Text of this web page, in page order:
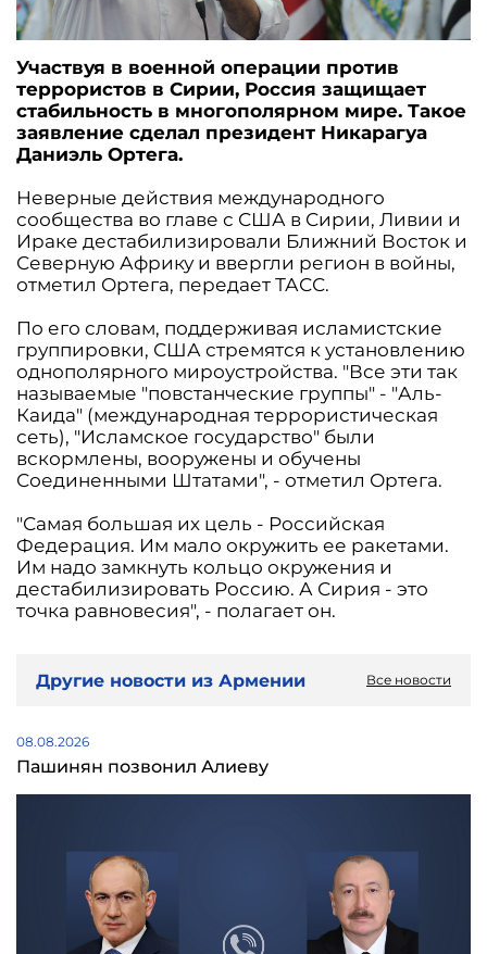
Участвуя в военной операции против
террористов в Сирии, Россия защищает
стабильность в многополярном мире. Такое
заявление сделал президент Никарагуа
Даниэль Ортега.
Неверные действия международного
сообщества во главе с США в Сирии, Ливии и
Ираке дестабилизировали Ближний Восток и
Северную Африку и ввергли регион в войны,
отметил Ортега, передает ТАСС.
По его словам, поддерживая исламистские
группировки, США стремятся к установлению
однополярного мироустройства. "Все эти так
называемые "повстанческие группы" - "Аль-
Каида" (международная террористическая
сеть), "Исламское государство" были
вскормлены, вооружены и обучены
Соединенными Штатами", - отметил Ортега.
"Самая большая их цель - Российская
Федерация. Им мало окружить ее ракетами.
Им надо замкнуть кольцо окружения и
дестабилизировать Россию. А Сирия - это
точка равновесия", - полагает он.
Другие новости из Армении Все новости
08.08.2026
Пашинян позвонил Алиеву